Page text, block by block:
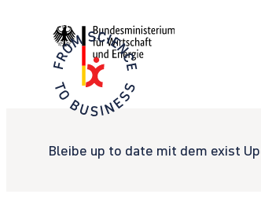
Bleibe up to date mit dem exist